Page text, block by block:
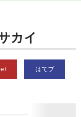
カイ
はてブ